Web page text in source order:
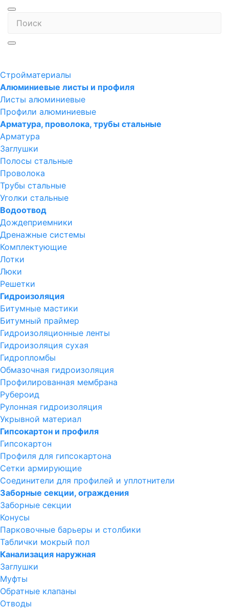
Стройматериалы
Алюминиевые листы и профиля
Листы алюминиевые
Профили алюминиевые
Арматура, проволока, трубы стальные
Арматура
Заглушки
Полосы стальные
Проволока
Трубы стальные
Уголки стальные
Водоотвод
Дождеприемники
Дренажные системы
Комплектующие
Лотки
Люки
Решетки
Гидроизоляция
Битумные мастики
Битумный праймер
Гидроизоляционные ленты
Гидроизоляция сухая
Гидропломбы
Обмазочная гидроизоляция
Профилированная мембрана
Рубероид
Рулонная гидроизоляция
Укрывной материал
Гипсокартон и профиля
Гипсокартон
Профиля для гипсокартона
Сетки армирующие
Соединители для профилей и уплотнители
Заборные секции, ограждения
Заборные секции
Конусы
Парковочные барьеры и столбики
Таблички мокрый пол
Канализация наружная
Заглушки
Муфты
Обратные клапаны
Отводы